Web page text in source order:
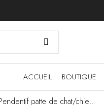
ACCUEIL BOUTIQUE
Pendentif patte de chat/chien serti de diamants